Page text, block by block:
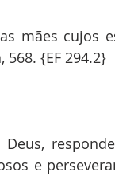
mães cujos
{EF 294.2}
e